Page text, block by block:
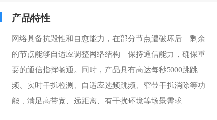
产品特性
网络具备抗毁性和自愈能力，在部分节点遭破坏后，剩余
的节点能够自适应调整网络结构，保持通信能力，确保重
要的通信指挥畅通。同时，产品具有高达每秒5000跳跳
频、实时干扰检测、自适应选频跳频、窄带干扰消除等功
能，满足高带宽、远距离、有干扰环境等场景需求